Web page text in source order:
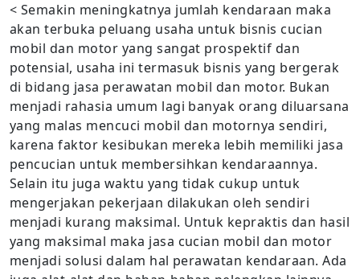
< Semakin meningkatnya jumlah kendaraan maka
akan terbuka peluang usaha untuk bisnis cucian
mobil dan motor yang sangat prospektif dan
potensial, usaha ini termasuk bisnis yang bergerak
di bidang jasa perawatan mobil dan motor. Bukan
menjadi rahasia umum lagi banyak orang diluarsana
yang malas mencuci mobil dan motornya sendiri,
karena faktor kesibukan mereka lebih memiliki jasa
pencucian untuk membersihkan kendaraannya.
Selain itu juga waktu yang tidak cukup untuk
mengerjakan pekerjaan dilakukan oleh sendiri
menjadi kurang maksimal. Untuk kepraktis dan hasil
yang maksimal maka jasa cucian mobil dan motor
menjadi solusi dalam hal perawatan kendaraan. Ada